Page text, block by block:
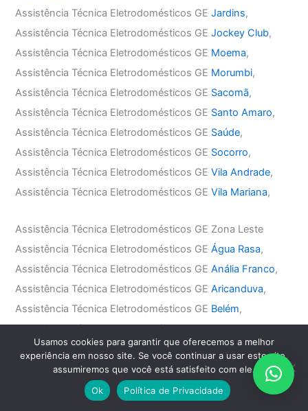
Assistência Técnica Eletrodomésticos GEJardins,
Assistência Técnica Eletrodomésticos GEJockey Club,
Assistência Técnica Eletrodomésticos GE Moema,
Assistência Técnica Eletrodomésticos GE Morumbi,
Assistência Técnica Eletrodomésticos GE Sacomã,
Assistência Técnica Eletrodomésticos GE Santo Amaro,
Assistência Técnica Eletrodomésticos GE Saúde,
Assistência Técnica Eletrodomésticos GE Socorro,
Assistência Técnica Eletrodomésticos GEVila Andrade,
Assistência Técnica Eletrodomésticos GEVila Mariana,
Assistência Técnica Eletrodomésticos GE Zona Leste
Assistência Técnica Eletrodomésticos GEÁgua Rasa,
Assistência Técnica Eletrodomésticos GEAnália Franco,
Assistência Técnica Eletrodomésticos GEAricanduva,
Assistência Técnica Eletrodomésticos GE Belém,
Assistência Técnica Eletrodomésticos GEPenha,
Assistência Técnica Eletrodomésticos GETatuapé,
Assistência Técnica Eletrodomésticos GEVila Carrão,
Usamos cookies para garantir que oferecemos a melhor
experiência em nosso site. Se você continuar a usar este site,
assumiremos que você está satisfeito com ele.
Ok
Política de Privacidade